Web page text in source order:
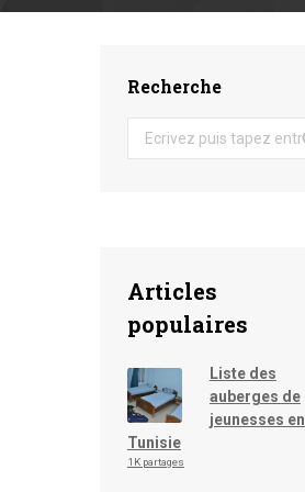
Recherche
Search:
Articles
populaires
Liste des
auberges de
jeunesses en
Tunisie
1K partages